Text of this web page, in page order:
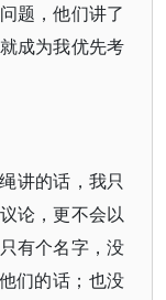
题，他们讲了
成为我优先考
讲的话，我只
论，更不会以
有个名字，没
们的话；也没